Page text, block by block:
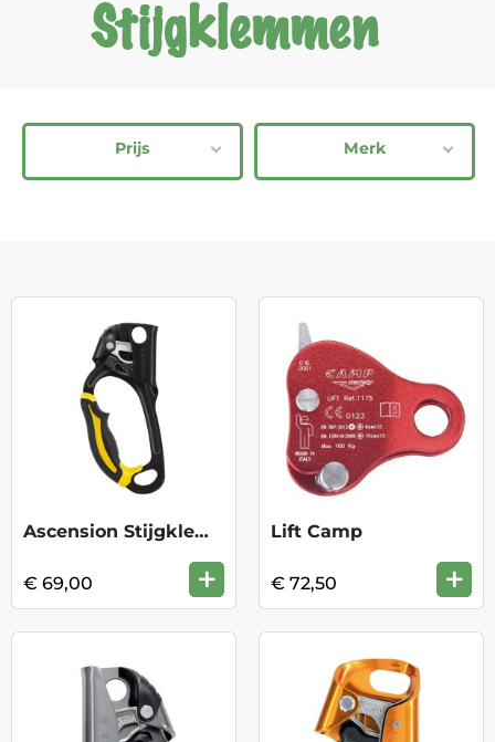
Stijgklemmen
Prijs Merk
Ascension Stijgklem Links B17ALA
€ 69,00 +
Lift Camp
€ 72,50 +